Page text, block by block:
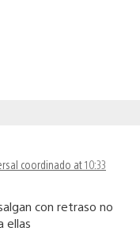
coordinado at 10:33
con retraso no
ellas